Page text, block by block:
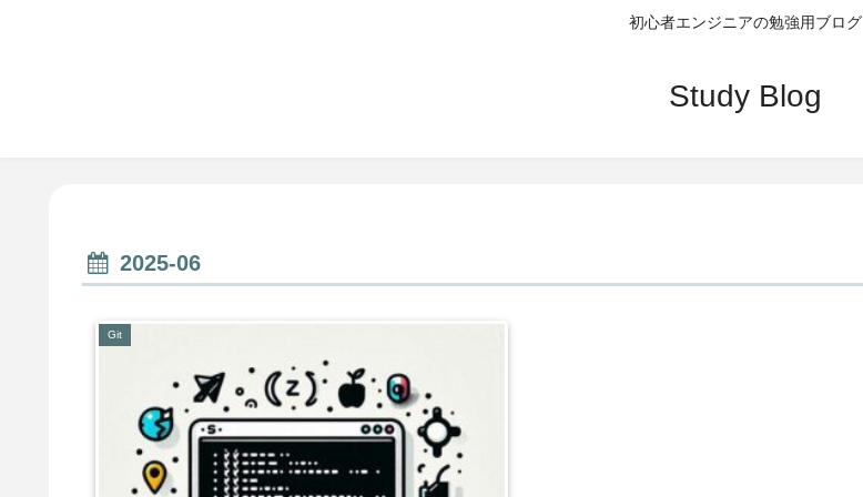
初心者エンジニアの勉強用ブログ
Study Blog
2025-06
Git